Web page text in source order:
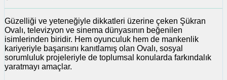
Güzelliği ve yeteneğiyle dikkatleri üzerine çeken Şükran
Ovalı, televizyon ve sinema dünyasının beğenilen
isimlerinden biridir. Hem oyunculuk hem de mankenlik
kariyeriyle başarısını kanıtlamış olan Ovalı, sosyal
sorumluluk projeleriyle de toplumsal konularda farkındalık
yaratmayı amaçlar.